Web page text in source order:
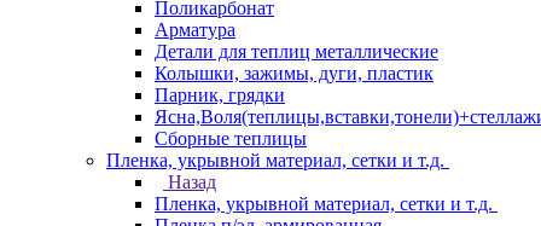
Поликарбонат
Арматура
Детали для теплиц металлические
Колышки, зажимы, дуги, пластик
Парник, грядки
Сборные теплицы
Пленка, укрывной материал, сетки и т.д.
Назад
Пленка, укрывной материал, сетки и т.д.